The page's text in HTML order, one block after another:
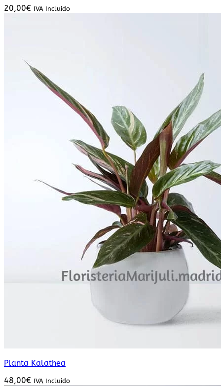
20,00€ IVA Incluido
Planta Kalathea
48,00€ IVA Incluido